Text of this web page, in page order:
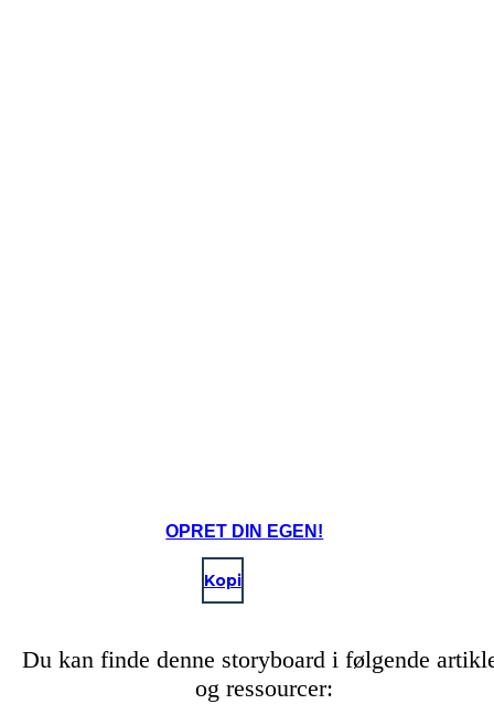
OPRET DIN EGEN!
Kopi
Du kan finde denne storyboard i følgende
og ressourcer: